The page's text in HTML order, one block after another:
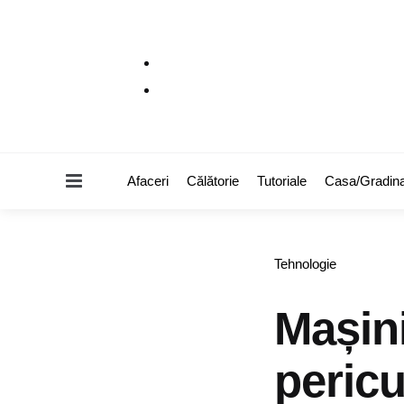
Afaceri Călătorie Tutoriale Casa/
Categories
Tehnologie